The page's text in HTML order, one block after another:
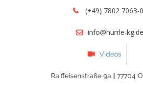
(+49) 7802 7063-0
info@hurrle-kg.de
Videos
Raiffeisenstraße 9a | 77704